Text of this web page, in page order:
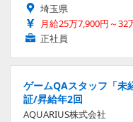
埼玉県
月給25万7,900円～32
正社員
ゲームQAスタッフ「未
証/昇給年2回
AQUARIUS株式会社